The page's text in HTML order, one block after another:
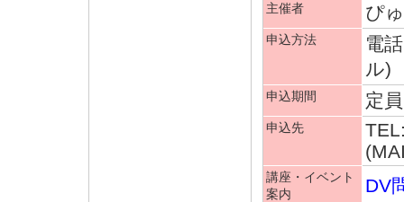
主催者 ぴ
申込方法
電
ル)
申込期間 定
申込先
講座・イベント
案内
DV